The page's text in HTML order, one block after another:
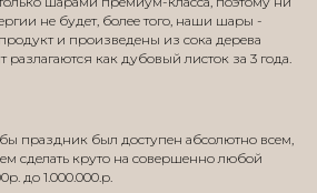
не будет, более того, наши шары -
и произведены из сока дерева
разлагаются как дубовый листок за 3 года.
праздник был доступен абсолютно всем,
сделать круто на совершенно любой
до 1.000.000.р.